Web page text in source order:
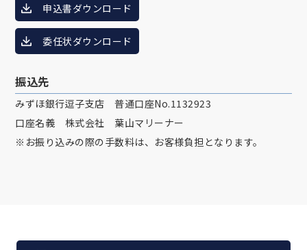
申込書ダウンロード
委任状ダウンロード
振込先
みずほ銀行逗子支店 普通口座No.1132923
口座名義 株式会社 葉山マリーナー
※お振り込みの際の手数料は、お客様負担となります。